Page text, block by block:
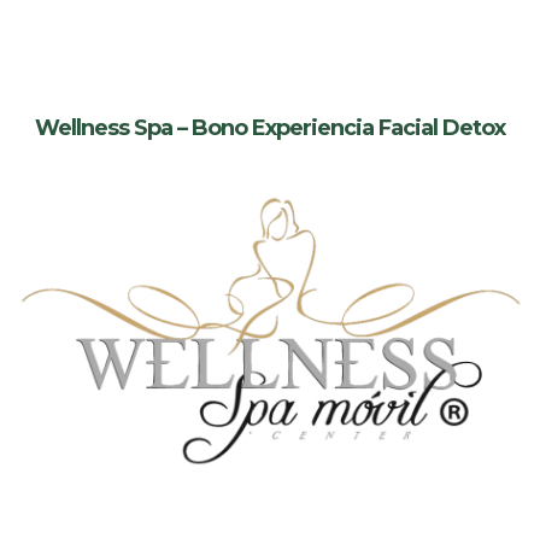
Wellness Spa – Bono Experiencia Facial Detox